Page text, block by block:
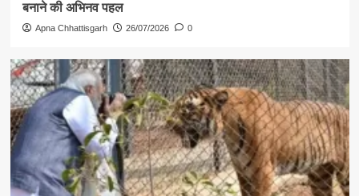
बनाने की अभिनव पहल
Apna Chhattisgarh 26/07/2026 0